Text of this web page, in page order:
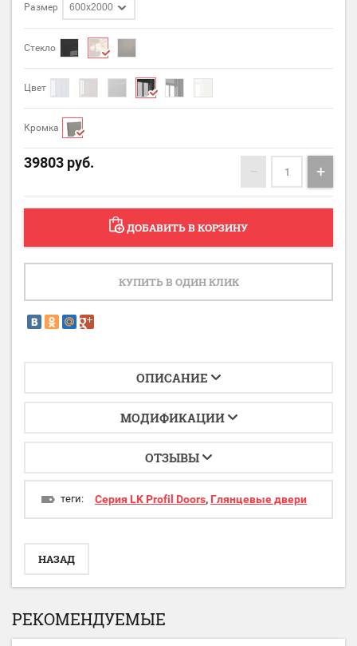
Размер 600х2000
Стекло
Цвет
Кромка
39803 руб. − +
ДОБАВИТЬ В КОРЗИНУ
КУПИТЬ В ОДИН КЛИК
ОПИСАНИЕ
МОДИФИКАЦИИ
ОТЗЫВЫ
теги: Серия LK Profil Doors, Глянцевые двери
НАЗАД
РЕКОМЕНДУЕМЫЕ